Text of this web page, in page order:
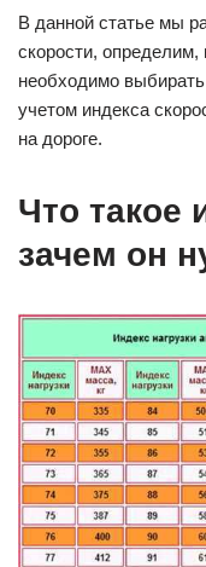
В данной статье мы
скорости, определим,
необходимо
учетом индекса
на дороге.
Что такое
зачем он